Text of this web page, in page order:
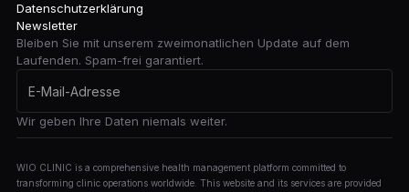
Datenschutzerklärung
Newsletter
Bleiben Sie mit unserem zweimonatlichen Update auf dem
Laufenden. Spam-frei garantiert.
Wir geben Ihre Daten niemals weiter.
WIO CLINIC is a comprehensive health management platform committed to
transforming clinic operations worldwide. This website and its services are provided